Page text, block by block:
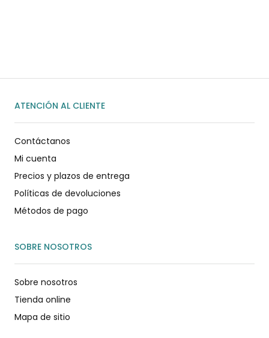
ATENCIÓN AL CLIENTE
Contáctanos
Mi cuenta
Precios y plazos de entrega
Políticas de devoluciones
Métodos de pago
SOBRE NOSOTROS
Sobre nosotros
Tienda online
Mapa de sitio